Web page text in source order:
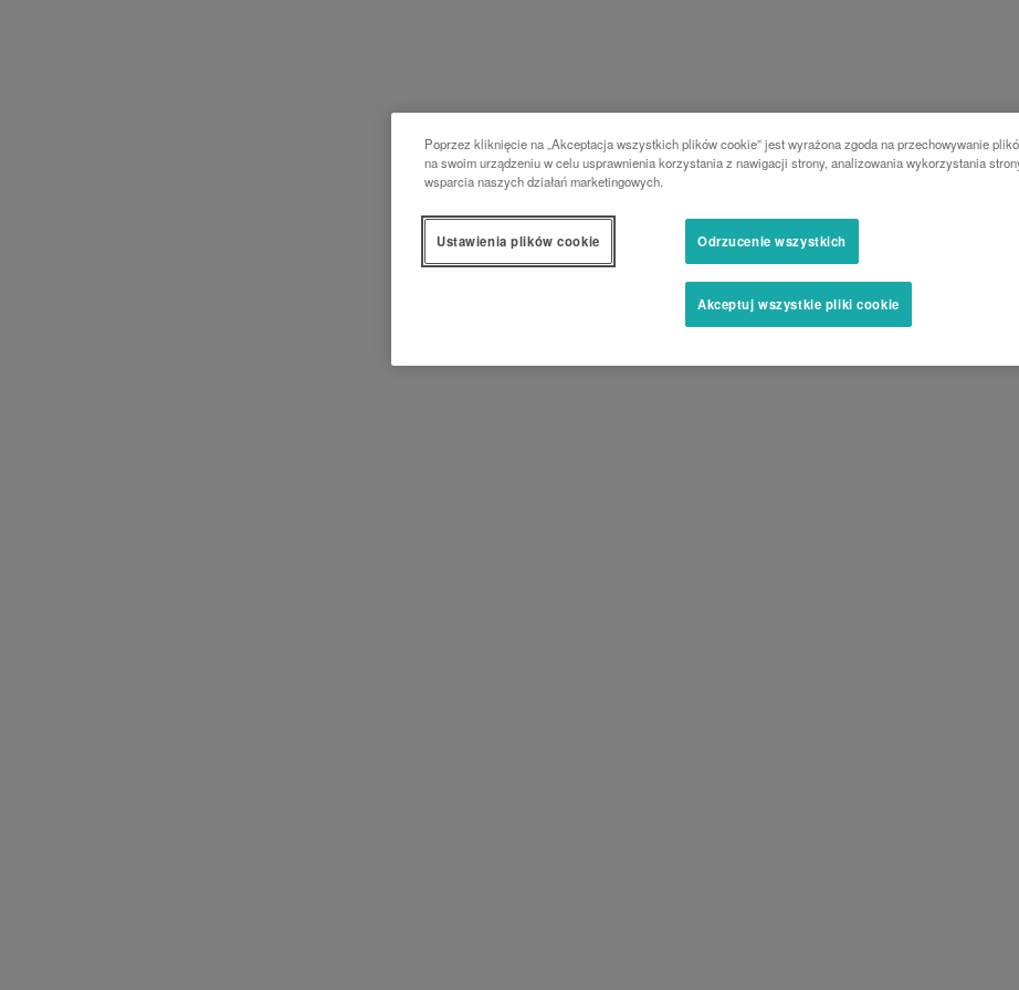
Poprzez kliknięcie na „Akceptacja wszystkich plików cookie” jest wyrażona zgoda na przechowywanie
na swoim urządzeniu w celu usprawnienia korzystania z nawigacji strony, analizowania wykorzystania
wsparcia naszych działań marketingowych.
Odrzucenie wszystkich
Akceptuj wszystkie pliki cookie
Ustawienia plików cookie